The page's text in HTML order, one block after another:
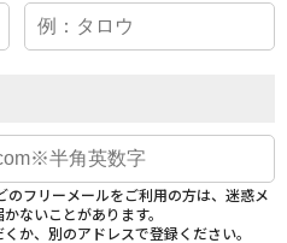
のフリーメールをご利用の方は、迷惑メ
ないことがあります。
か、別のアドレスで登録ください。